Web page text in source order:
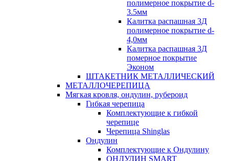
полимерное покрытие d-
3.5мм
Калитка распашная 3Д
полимерное покрытие d-
4,0мм
Калитка распашная 3Д
померное покрытие
Эконом
ШТАКЕТНИК МЕТАЛЛИЧЕСКИЙ
МЕТАЛЛОЧЕРЕПИЦА
Мягкая кровля, ондулин, рубероид
Гибкая черепица
Комплектующие к гибкой
черепице
Черепица Shinglas
Ондулин
Комплектующие к Ондулину
ОНДУЛИН SMART